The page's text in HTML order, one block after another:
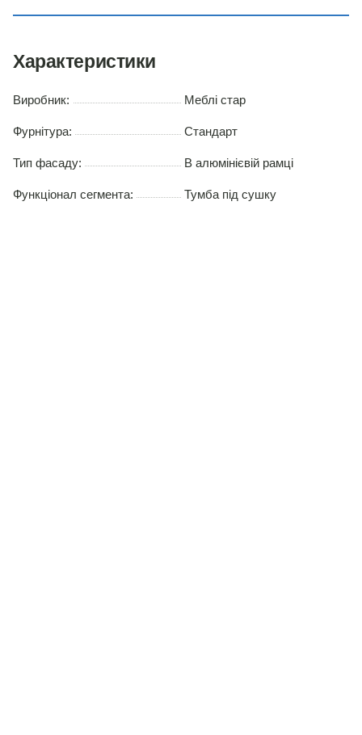
Характеристики
Виробник: Меблі стар
Фурнітура: Стандарт
Тип фасаду: В алюмінієвій рамці
Функціонал сегмента: Тумба під сушку